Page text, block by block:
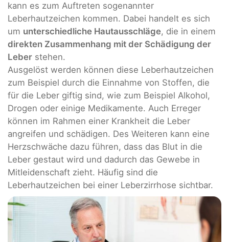
kann es zum Auftreten sogenannter
Leberhautzeichen kommen. Dabei handelt es sich
um unterschiedliche Hautausschläge, die in einem
direkten Zusammenhang mit der Schädigung der
Leber stehen.
Ausgelöst werden können diese Leberhautzeichen
zum Beispiel durch die Einnahme von Stoffen, die
für die Leber giftig sind, wie zum Beispiel Alkohol,
Drogen oder einige Medikamente. Auch Erreger
können im Rahmen einer Krankheit die Leber
angreifen und schädigen. Des Weiteren kann eine
Herzschwäche dazu führen, dass das Blut in die
Leber gestaut wird und dadurch das Gewebe in
Mitleidenschaft zieht. Häufig sind die
Leberhautzeichen bei einer Leberzirrhose sichtbar.